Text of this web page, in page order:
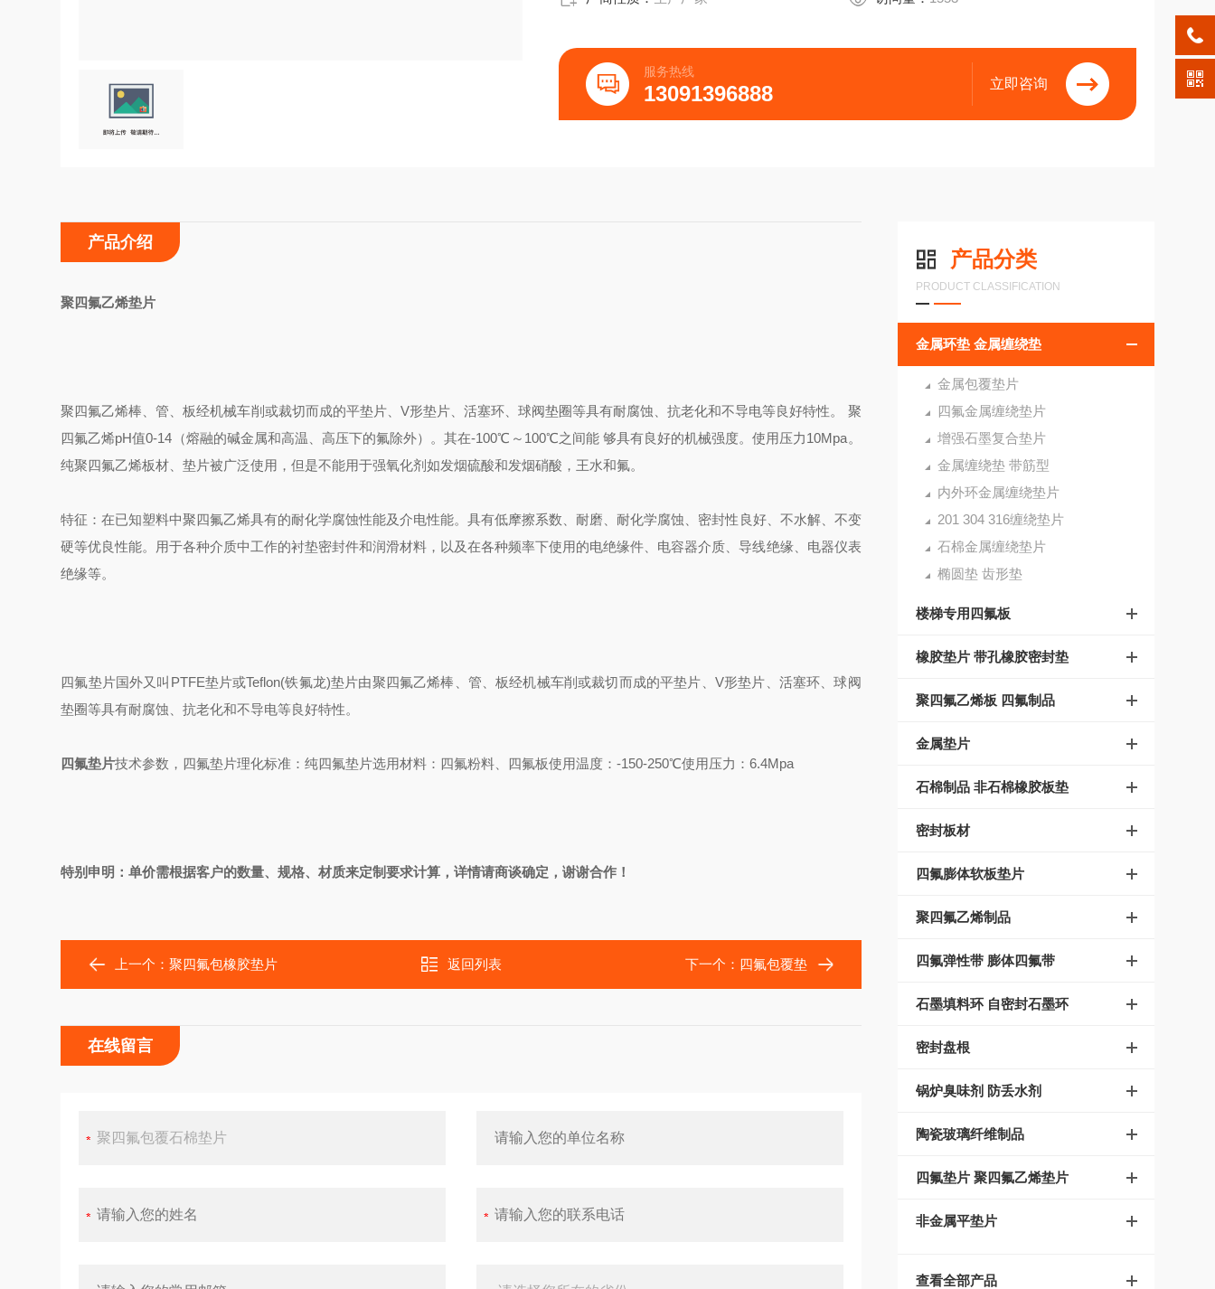
服务热线
13091396888 立即咨询
产品分类
PRODUCT CLASSIFICATION
金属环垫 金属缠绕垫
金属包覆垫片
四氟金属缠绕垫片
增强石墨复合垫片
金属缠绕垫 带筋型
内外环金属缠绕垫片
201 304 316缠绕垫片
石棉金属缠绕垫片
椭圆垫 齿形垫
楼梯专用四氟板
橡胶垫片 带孔橡胶密封垫
聚四氟乙烯板 四氟制品
金属垫片
石棉制品 非石棉橡胶板垫
密封板材
四氟膨体软板垫片
聚四氟乙烯制品
四氟弹性带 膨体四氟带
石墨填料环 自密封石墨环
密封盘根
锅炉臭味剂 防丢水剂
陶瓷玻璃纤维制品
四氟垫片 聚四氟乙烯垫片
非金属平垫片
查看全部产品
产品介绍
聚四氟乙烯垫片
聚四氟乙烯棒、管、板经机械车削或裁切而成的平垫片、V形垫片、活塞环、球阀垫圈等具有耐腐蚀、抗老化和不导电等良好特性。 聚
四氟乙烯pH值0-14（熔融的碱金属和高温、高压下的氟除外）。其在-100℃～100℃之间能 够具有良好的机械强度。使用压力10Mpa。
纯聚四氟乙烯板材、垫片被广泛使用，但是不能用于强氧化剂如发烟硫酸和发烟硝酸，王水和氟。
特征：在已知塑料中聚四氟乙烯具有的耐化学腐蚀性能及介电性能。具有低摩擦系数、耐磨、耐化学腐蚀、密封性良好、不水解、不变
硬等优良性能。用于各种介质中工作的衬垫密封件和润滑材料 ，以及在各种频率下使用的电绝缘件、电容器介质、导线绝缘、电器仪表
绝缘等。
四氟垫片国外又叫PTFE垫片或Teflon(铁氟龙)垫片由聚四氟乙烯棒、管、板经机械车削或裁切而成的平垫片、V形垫片、活塞环、球阀
垫圈等具有耐腐蚀、抗老化和不导电等良好特性。
四氟垫片技术参数，四氟垫片理化标准：纯四氟垫片选用材料：四氟粉料、四氟板使用温度：-150-250℃使用压力：6.4Mpa
特别申明：单价需根据客户的数量、规格、材质来定制要求计算，详情请商谈确定，谢谢合作！
上一个：聚四氟包橡胶垫片 返回列表 下一个： 四氟包覆垫
在线留言